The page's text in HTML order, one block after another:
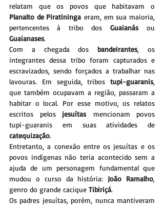
Planalto de Piratininga eram, em sua maioria,
pertencentes à tribo dos Guaianás
Guaianases.
Com a chegada dos bandeirantes, os
integrantes dessa tribo foram capturados e
escravizados, sendo forçados a trabalhar nas
lavouras. Em seguida, tribos tupi-guaranis,
que também ocupavam a região, passaram a
habitar o local. Por esse motivo, os relatos
escritos pelos jesuítas mencionam povos
catequização.
Entretanto, a conexão entre os jesuítas e os
povos indígenas não teria acontecido sem a
ajuda de um personagem fundamental que
mudou o curso da história: João Ramalho,
genro do grande cacique Tibiriçá.
Os padres jesuítas, porém, nunca mantiveram